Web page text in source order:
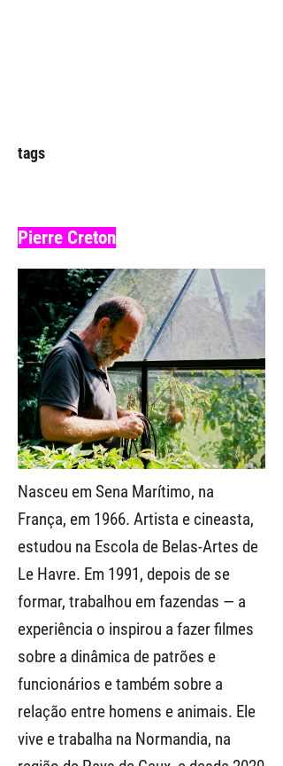
tags
Pierre Creton
Nasceu em Sena Marítimo, na
França, em 1966. Artista e cineasta,
estudou na Escola de Belas-Artes de
Le Havre. Em 1991, depois de se
formar, trabalhou em fazendas — a
experiência o inspirou a fazer filmes
sobre a dinâmica de patrões e
funcionários e também sobre a
relação entre homens e animais. Ele
vive e trabalha na Normandia, na